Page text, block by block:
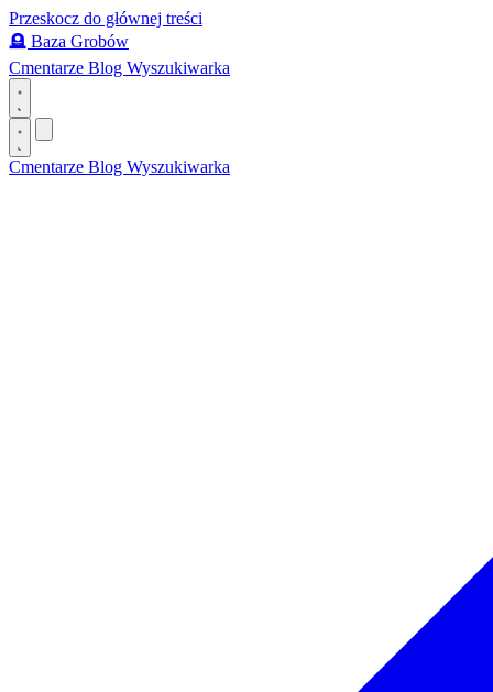
Przeskocz do głównej treści
🪦 Baza Grobów
Cmentarze Blog Wyszukiwarka
Cmentarze Blog Wyszukiwarka